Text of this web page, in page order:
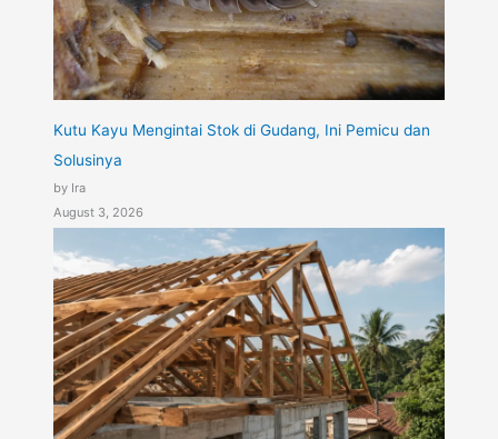
Kutu Kayu Mengintai Stok di Gudang, Ini Pemicu dan
Solusinya
by Ira
August 3, 2026